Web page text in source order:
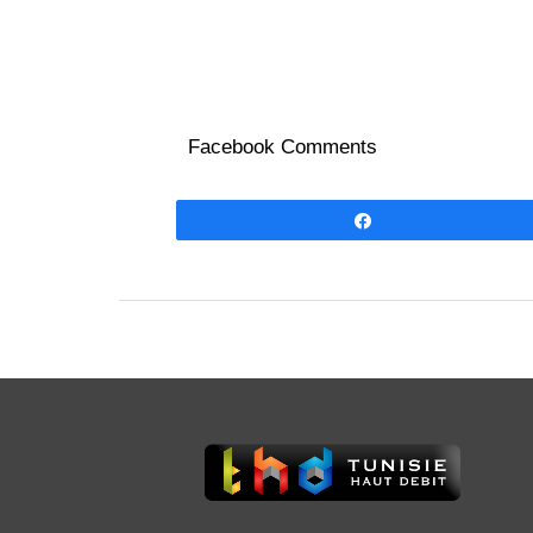
Facebook Comments